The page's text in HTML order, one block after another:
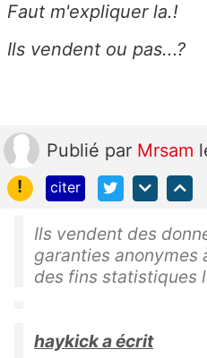
Faut m'expliquer la.!
Ils vendent ou pas...?
Publié par Mrsam
!
citer
Ils vendent des
garanties anonymes
des fins statistiques
haykick a écrit